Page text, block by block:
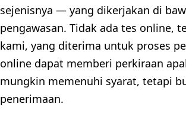
sejenisnya — yang dikerjakan di
pengawasan. Tidak ada tes online,
kami, yang diterima untuk proses
online dapat memberi perkiraan
mungkin memenuhi syarat, tetapi
penerimaan.